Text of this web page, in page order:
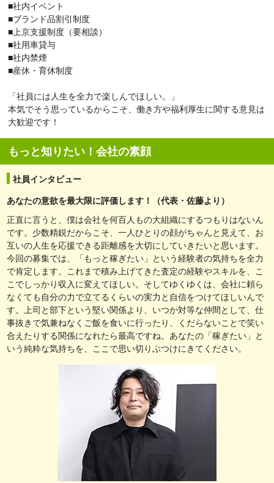
■社内イベント
■ブランド品割引制度
■上京支援制度（要相談）
■社用車貸与
■社内禁煙
■産休・育休制度
「社員には人生を全力で楽しんでほしい。」
本気でそう思っているからこそ、働き方や福利厚生に関する意見は
大歓迎です！
もっと知りたい！会社の素顔
社員インタビュー
あなたの意欲を最大限に評価します！（代表・佐藤より）
正直に言うと、僕は会社を何百人もの大組織にするつもりはないん
です。少数精鋭だからこそ、一人ひとりの顔がちゃんと見えて、お
互いの人生を応援できる距離感を大切にしていきたいと思います。
今回の募集では、「もっと稼ぎたい」という経験者の気持ちを全力
で肯定します。これまで積み上げてきた査定の経験やスキルを、こ
こでしっかり収入に変えてほしい。そしてゆくゆくは、会社に頼ら
なくても自分の力で立てるくらいの実力と自信をつけてほしいんで
す。上司と部下という堅い関係より、いつか対等な仲間として、仕
事抜きで気兼ねなくご飯を食いに行ったり、くだらないことで笑い
合えたりする関係になれたら最高ですね。あなたの「稼ぎたい」と
いう純粋な気持ちを、ここで思い切りぶつけにきてください。